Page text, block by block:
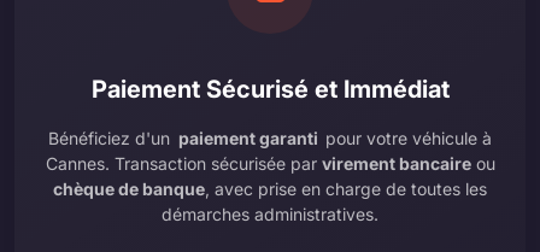
Paiement Sécurisé et Immédiat
Bénéficiez d'un paiement garanti pour votre véhicule à
Cannes. Transaction sécurisée par virement bancaireou
chèque de banque, avec prise en charge de toutes les
démarches administratives.